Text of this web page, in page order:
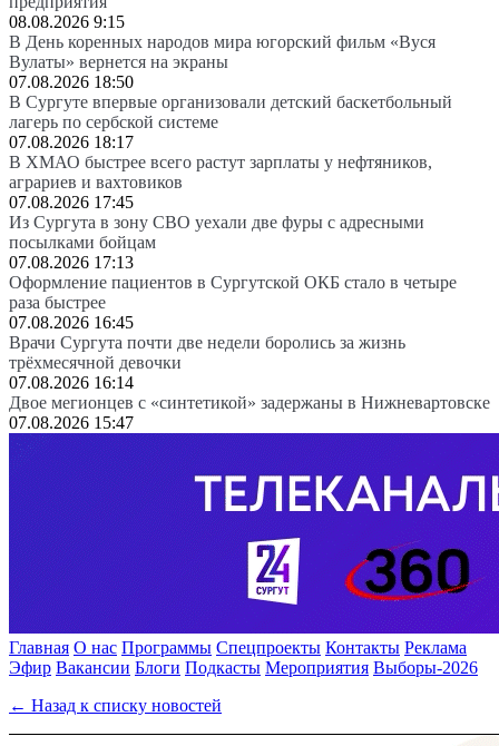
08.08.2026 9:15
В День коренных народов мира югорский фильм «Вуся
Вулаты» вернется на экраны
07.08.2026 18:50
В Сургуте впервые организовали детский баскетбольный
лагерь по сербской системе
07.08.2026 18:17
В ХМАО быстрее всего растут зарплаты у нефтяников,
аграриев и вахтовиков
07.08.2026 17:45
Из Сургута в зону СВО уехали две фуры с адресными
посылками бойцам
07.08.2026 17:13
Оформление пациентов в Сургутской ОКБ стало в четыре
раза быстрее
07.08.2026 16:45
Врачи Сургута почти две недели боролись за жизнь
трёхмесячной девочки
07.08.2026 16:14
Двое мегионцев с «синтетикой» задержаны в Нижневартовске
07.08.2026 15:47
Главная О нас Программы Спецпроекты Контакты Реклама
Эфир Вакансии Блоги Подкасты Мероприятия Выборы-2026
← Назад к списку новостей